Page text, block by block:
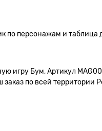
по персонажам и таблица
игру Бум, Артикул
по всей территории